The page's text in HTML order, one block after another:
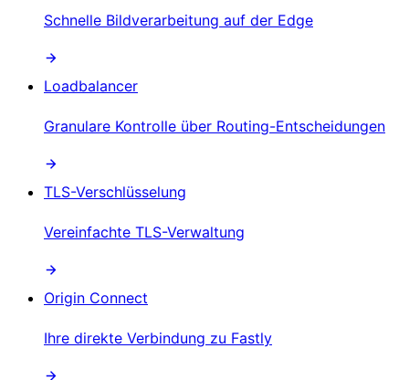
Schnelle Bildverarbeitung auf der Edge
Loadbalancer
Granulare Kontrolle über Routing-Entscheidungen
TLS-Verschlüsselung
Vereinfachte TLS-Verwaltung
Origin Connect
Ihre direkte Verbindung zu Fastly